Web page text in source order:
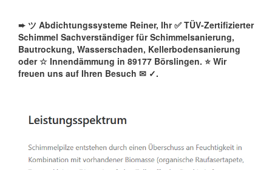
➨ ツ Abdichtungssysteme Reiner, Ihr ✅ TÜV-Zertifizierter
Schimmel Sachverständiger für Schimmelsanierung,
Bautrockung, Wasserschaden, Kellerbodensanierung
oder ☆ Innendämmung in 89177 Börslingen. ⭐ Wir
freuen uns auf Ihren Besuch ✉ ✓️.